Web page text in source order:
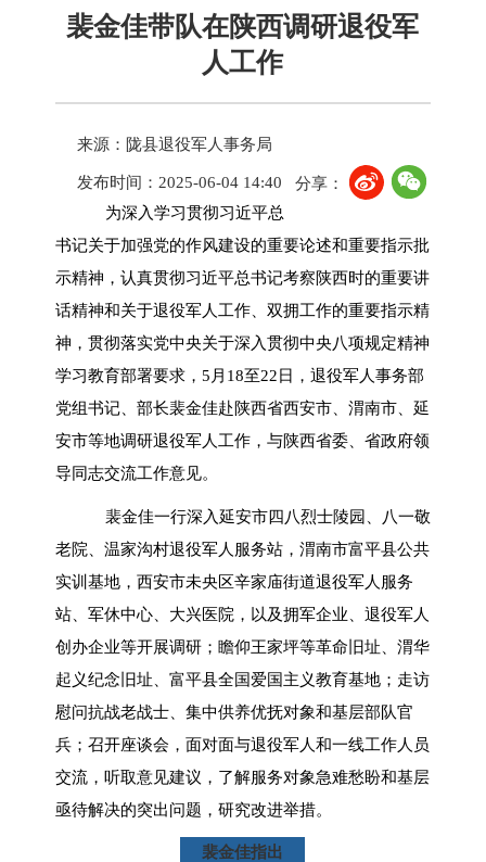
裴金佳带队在陕西调研退役军
人工作
来源：陇县退役军人事务局
发布时间：2025-06-04 14:40
分享：
为深入学习贯彻习近平总
书记关于加强党的作风建设的重要论述和重要指示批
示精神，认真贯彻习近平总书记考察陕西时的重要讲
话精神和关于退役军人工作、双拥工作的重要指示精
神，贯彻落实党中央关于深入贯彻中央八项规定精神
学习教育部署要求，5月18至22日，退役军人事务部
党组书记、部长裴金佳赴陕西省西安市、渭南市、延
安市等地调研退役军人工作，与陕西省委、省政府领
导同志交流工作意见。
裴金佳一行深入延安市四八烈士陵园、八一敬
老院、温家沟村退役军人服务站，渭南市富平县公共
实训基地，西安市未央区辛家庙街道退役军人服务
站、军休中心、大兴医院，以及拥军企业、退役军人
创办企业等开展调研；瞻仰王家坪等革命旧址、渭华
起义纪念旧址、富平县全国爱国主义教育基地；走访
慰问抗战老战士、集中供养优抚对象和基层部队官
兵；召开座谈会，面对面与退役军人和一线工作人员
交流，听取意见建议，了解服务对象急难愁盼和基层
亟待解决的突出问题，研究改进举措。
裴金佳指出